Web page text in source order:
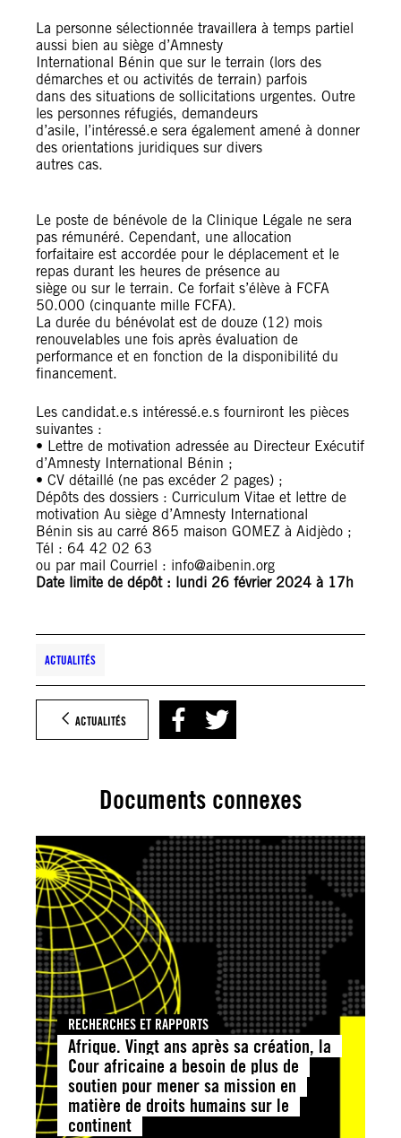
La personne sélectionnée travaillera à temps partiel
aussi bien au siège d’Amnesty
International Bénin que sur le terrain (lors des
démarches et ou activités de terrain) parfois
dans des situations de sollicitations urgentes. Outre
les personnes réfugiés, demandeurs
d’asile, l’intéressé.e sera également amené à donner
des orientations juridiques sur divers
autres cas.
Le poste de bénévole de la Clinique Légale ne sera
pas rémunéré. Cependant, une allocation
forfaitaire est accordée pour le déplacement et le
repas durant les heures de présence au
siège ou sur le terrain. Ce forfait s’élève à FCFA
50.000 (cinquante mille FCFA).
La durée du bénévolat est de douze (12) mois
renouvelables une fois après évaluation de
performance et en fonction de la disponibilité du
financement.
Les candidat.e.s intéressé.e.s fourniront les pièces
suivantes :
• Lettre de motivation adressée au Directeur Exécutif
d’Amnesty International Bénin ;
• CV détaillé (ne pas excéder 2 pages) ;
Dépôts des dossiers : Curriculum Vitae et lettre de
motivation Au siège d’Amnesty International
Bénin sis au carré 865 maison GOMEZ à Aidjèdo ;
Tél : 64 42 02 63
ou par mail Courriel : info@aibenin.org
Date limite de dépôt : lundi 26 février 2024 à 17h
ACTUALITÉS
ACTUALITÉS
Documents connexes
RECHERCHES ET RAPPORTS
Afrique. Vingt ans après sa création, la
Cour africaine a besoin de plus de
soutien pour mener sa mission en
matière de droits humains sur le
continent